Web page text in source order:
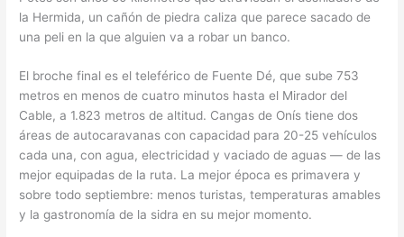
la Hermida, un cañón de piedra caliza que parece sacado de
una peli en la que alguien va a robar un banco.
El broche final es el teleférico de Fuente Dé, que sube 753
metros en menos de cuatro minutos hasta el Mirador del
Cable, a 1.823 metros de altitud. Cangas de Onís tiene dos
áreas de autocaravanas con capacidad para 20-25 vehículos
cada una, con agua, electricidad y vaciado de aguas — de las
mejor equipadas de la ruta. La mejor época es primavera y
sobre todo septiembre: menos turistas, temperaturas amables
y la gastronomía de la sidra en su mejor momento.